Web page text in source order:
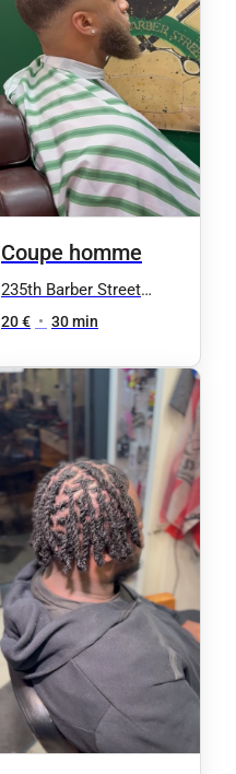
Coupe homme
235th Barber Street
Nation
20 € • 30 min